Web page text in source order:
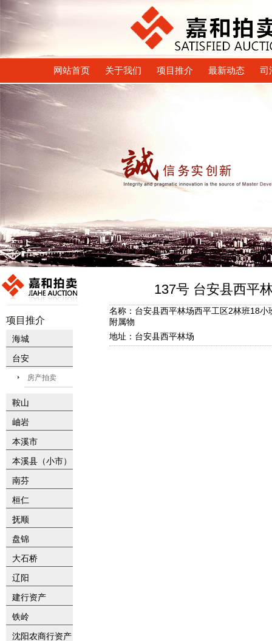
网站首页 关于我们 项目推介 最新动态 司
项目推介
海城
台安
房产拍卖
鞍山
岫岩
本溪市
本溪县（小市）
南芬
桓仁
抚顺
盘锦
大石桥
辽阳
建行资产
铁岭
沈阳农商行资产
137号 台安县西平
名称：台安县西平林场西平工区2林班18小
附属物
地址：台安县西平林场